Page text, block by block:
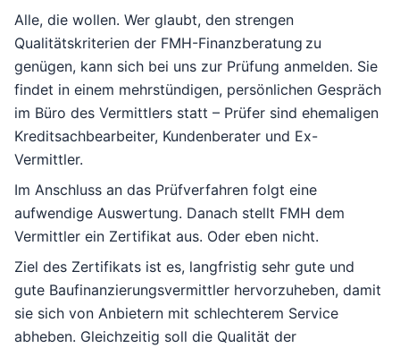
Alle, die wollen. Wer glaubt, den strengen
Qualitätskriterien der FMH-Finanzberatung zu
genügen, kann sich bei uns zur Prüfung anmelden. Sie
findet in einem mehrstündigen, persönlichen Gespräch
im Büro des Vermittlers statt – Prüfer sind ehemaligen
Kreditsachbearbeiter, Kundenberater und Ex-
Vermittler.
Im Anschluss an das Prüfverfahren folgt eine
aufwendige Auswertung. Danach stellt FMH dem
Vermittler ein Zertifikat aus. Oder eben nicht.
Ziel des Zertifikats ist es, langfristig sehr gute und
gute Baufinanzierungsvermittler hervorzuheben, damit
sie sich von Anbietern mit schlechterem Service
abheben. Gleichzeitig soll die Qualität der